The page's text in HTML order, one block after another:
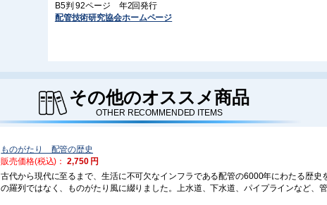
B5判 92ページ 年2回発行
配管技術研究協会ホームページ
その他のオススメ商品
OTHER RECOMMENDED ITEMS
ものがたり 配管の歴史
販売価格(税込)：
2,750 円
古代から現代に至るまで、生活に不可欠なインフラである配管の6000年にわたる歴史
の羅列ではなく、ものがたり風に綴りました。上水道、下水道、パイプラインなど、